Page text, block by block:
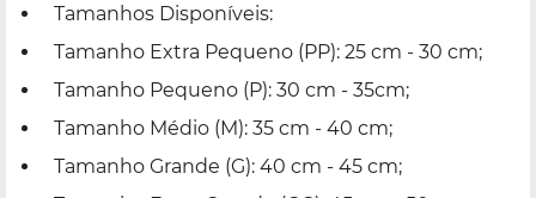
Tamanhos Disponíveis:
Tamanho Extra Pequeno (PP): 25 cm - 30 cm;
Tamanho Pequeno (P): 30 cm - 35cm;
Tamanho Médio (M): 35 cm - 40 cm;
Tamanho Grande (G): 40 cm - 45 cm;